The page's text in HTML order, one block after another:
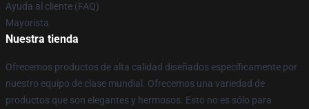
Ayuda al cliente (FAQ)
Mayorista
Nuestra tienda
Ofrecemos productos de alta calidad diseñados específicamente por
nuestro equipo de clase mundial. Ofrecemos una variedad de
productos que son elegantes y hermosos. Esto no es sólo para